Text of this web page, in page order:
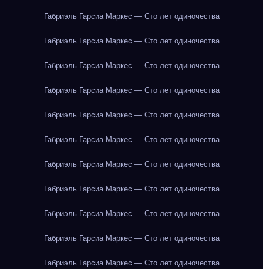
Габриэль Гарсиа Маркес — Сто лет одиночества
Габриэль Гарсиа Маркес — Сто лет одиночества
Габриэль Гарсиа Маркес — Сто лет одиночества
Габриэль Гарсиа Маркес — Сто лет одиночества
Габриэль Гарсиа Маркес — Сто лет одиночества
Габриэль Гарсиа Маркес — Сто лет одиночества
Габриэль Гарсиа Маркес — Сто лет одиночества
Габриэль Гарсиа Маркес — Сто лет одиночества
Габриэль Гарсиа Маркес — Сто лет одиночества
Габриэль Гарсиа Маркес — Сто лет одиночества
Габриэль Гарсиа Маркес — Сто лет одиночества